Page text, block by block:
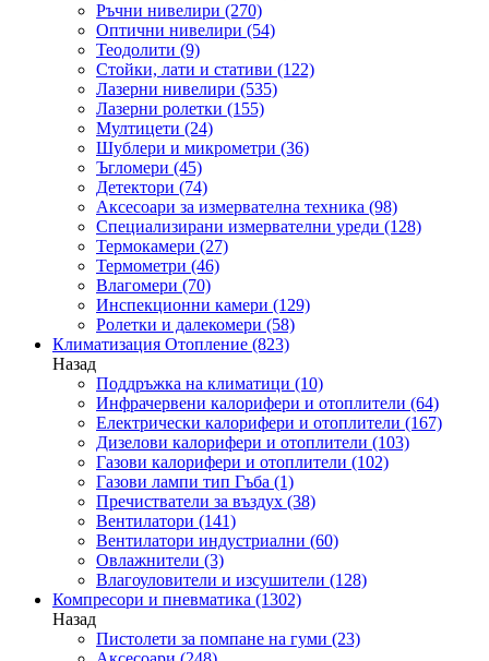
Ръчни нивелири (270)
Оптични нивелири (54)
Теодолити (9)
Стойки, лати и стативи (122)
Лазерни нивелири (535)
Лазерни ролетки (155)
Мултицети (24)
Шублери и микрометри (36)
Ъгломери (45)
Детектори (74)
Аксесоари за измервателна техника (98)
Специализирани измервателни уреди (128)
Термокамери (27)
Термометри (46)
Влагомери (70)
Инспекционни камери (129)
Ролетки и далекомери (58)
Климатизация Отопление (823)
Назад
Поддръжка на климатици (10)
Инфрачервени калорифери и отоплители (64)
Електрически калорифери и отоплители (167)
Дизелови калорифери и отоплители (103)
Газови калорифери и отоплители (102)
Газови лампи тип Гъба (1)
Пречистватели за въздух (38)
Вентилатори (141)
Вентилатори индустриални (60)
Овлажнители (3)
Влагоуловители и изсушители (128)
Компресори и пневматика (1302)
Назад
Пистолети за помпане на гуми (23)